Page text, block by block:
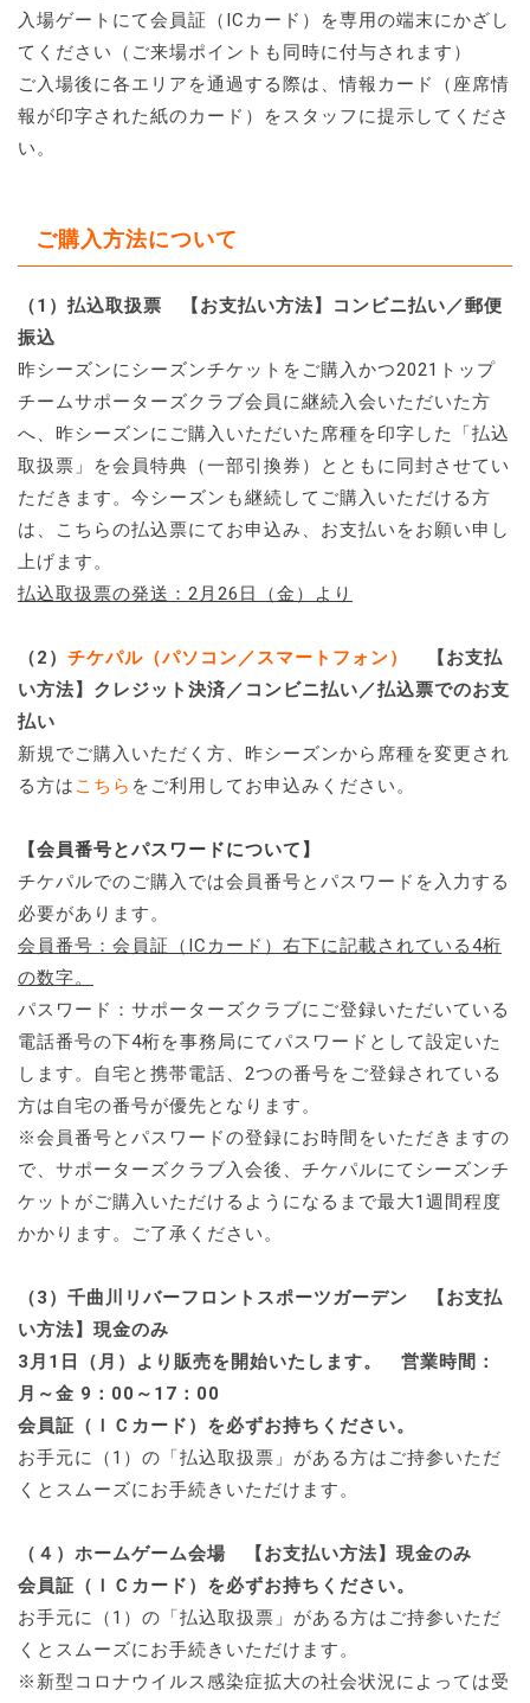
入場ゲートにて会員証（ICカード）を専用の端末にかざし
てください（ご来場ポイントも同時に付与されます）
ご入場後に各エリアを通過する際は、情報カード（座席情
報が印字された紙のカード）をスタッフに提示してくださ
い。
ご購入方法について
（1）払込取扱票 【お支払い方法】コンビニ払い／郵便
振込
昨シーズンにシーズンチケットをご購入かつ2021トップ
チームサポーターズクラブ会員に継続入会いただいた方
へ、昨シーズンにご購入いただいた席種を印字した「払込
取扱票」を会員特典（一部引換券）とともに同封させてい
ただきます。今シーズンも継続してご購入いただける方
は、こちらの払込票にてお申込み、お支払いをお願い申し
上げます。
払込取扱票の発送：2月26日（金）より
（2） チケパル（パソコン／スマートフォン）
【お支払
い方法】クレジット決済／コンビニ払い／払込票でのお支
払い
新規でご購入いただく方、昨シーズンから席種を変更され
る方は こちら をご利用してお申込みください。
【会員番号とパスワードについて】
チケパルでのご購入では会員番号とパスワードを入力する
必要があります。
会員番号：会員証（ICカード）右下に記載されている4桁
の数字。
パスワード：サポーターズクラブにご登録いただいている
電話番号の下4桁を事務局にてパスワードとして設定いた
します。自宅と携帯電話、2つの番号をご登録されている
方は自宅の番号が優先となります。
※会員番号とパスワードの登録にお時間をいただきますの
で、サポーターズクラブ入会後、チケパルにてシーズンチ
ケットがご購入いただけるようになるまで最大1週間程度
かかります。ご了承ください。
（3）千曲川リバーフロントスポーツガーデン 【お支払
い方法】現金のみ
3月1日（月）より販売を開始いたします。 営業時間：
月～金 9：00～17：00
会員証（ＩＣカード）を必ずお持ちください。
お手元に（1）の「払込取扱票」がある方はご持参いただ
くとスムーズにお手続きいただけます。
（４）ホームゲーム会場 【お支払い方法】現金のみ
会員証（ＩＣカード）を必ずお持ちください。
お手元に（1）の「払込取扱票」がある方はご持参いただ
くとスムーズにお手続きいただけます。
※新型コロナウイルス感染症拡大の社会状況によっては受